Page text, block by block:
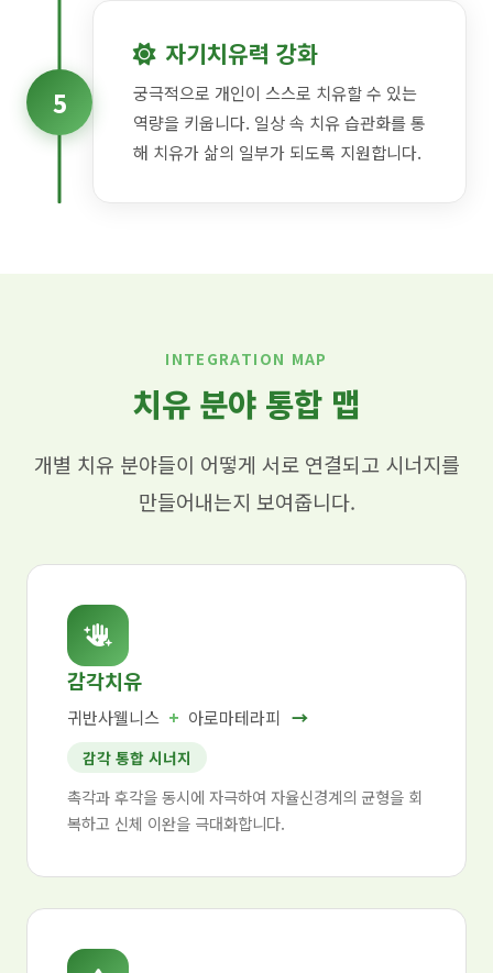
자기치유력 강화
궁극적으로 개인이 스스로 치유할 수 있는
역량을 키웁니다. 일상 속 치유 습관화를 통
해 치유가 삶의 일부가 되도록 지원합니다.
5
INTEGRATION MAP
치유 분야 통합 맵
개별 치유 분야들이 어떻게 서로 연결되고 시너지를
만들어내는지 보여줍니다.
감각치유
귀반사웰니스 + 아로마테라피 →
감각 통합 시너지
촉각과 후각을 동시에 자극하여 자율신경계의 균형을 회
복하고 신체 이완을 극대화합니다.